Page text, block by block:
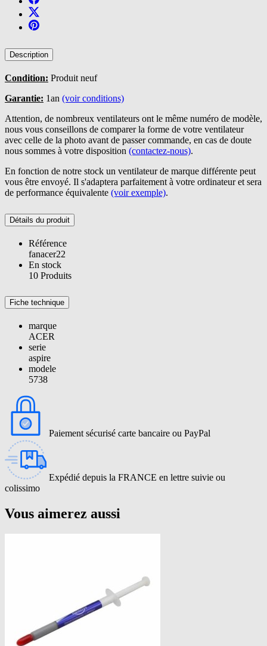
Description
Condition: Produit neuf
Garantie: 1an (voir conditions)
Attention, de nombreux ventilateurs ont le même numéro de modèle,
nous vous conseillons de comparer la forme de votre ventilateur
avec celle de la photo avant de passer commande, en cas de doute
nous sommes à votre disposition (contactez-nous).
En fonction de notre stock un ventilateur de marque différente peut
vous être envoyé. Il s'adaptera parfaitement à votre ordinateur et sera
de performance équivalente (voir exemple).
Détails du produit
Référence
fanacer22
En stock
10 Produits
Fiche technique
marque
ACER
serie
aspire
modele
5738
Paiement sécurisé carte bancaire ou PayPal
Expédié depuis la FRANCE en lettre suivie ou
colissimo
Vous aimerez aussi